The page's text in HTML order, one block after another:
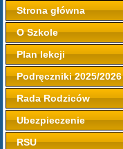
Strona główna
O Szkole
Plan lekcji
Podręczniki 2025/2026
Rada Rodziców
Ubezpieczenie
RSU